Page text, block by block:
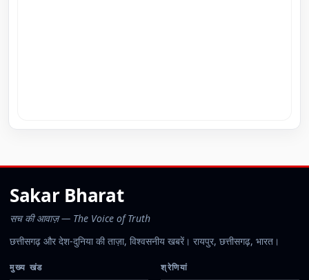
Sakar Bharat
सच की आवाज़ — The Voice of Truth
छत्तीसगढ़ और देश-दुनिया की ताज़ा, विश्वसनीय खबरें। रायपुर, छत्तीसगढ़, भारत।
मुख्य खंड श्रेणियां